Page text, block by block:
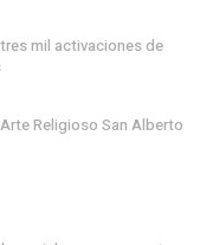
mil activaciones de
Religioso San Alberto